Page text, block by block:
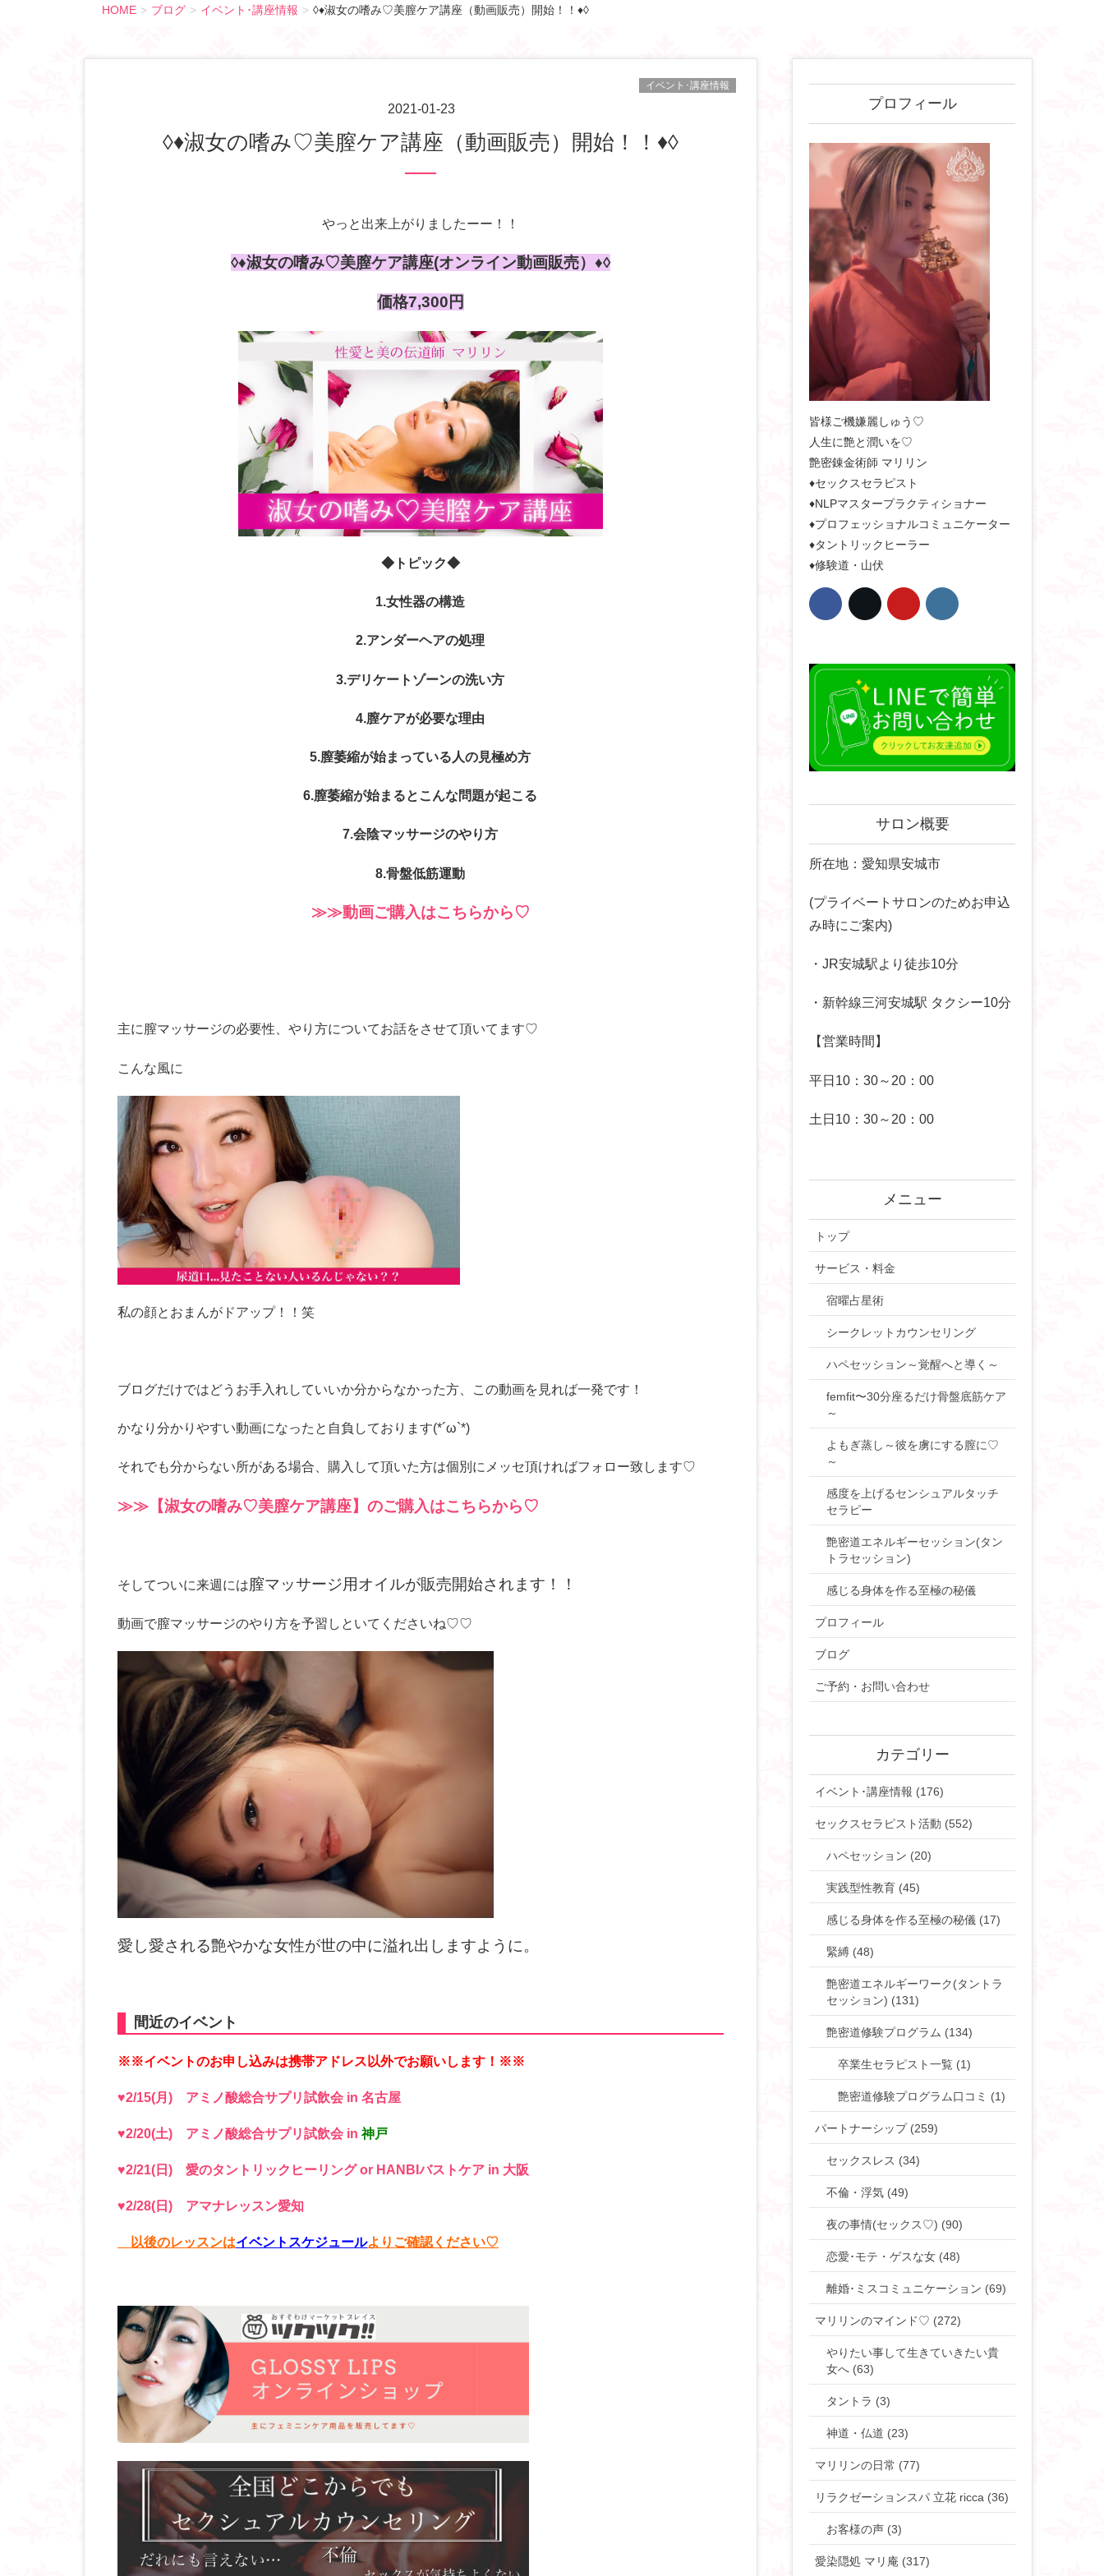
HOME ブログ イベント･講座情報 ◊♦淑女の嗜み♡美膣ケア講座（動画販売）開始！！♦◊
2021-01-23
イベント･講座情報
◊♦淑女の嗜み♡美膣ケア講座（動画販売）開始！！♦◊
やっと出来上がりましたーー！！
◊♦淑女の嗜み♡美膣ケア講座(オンライン動画販売）♦◊
価格7,300円
◆トピック◆
1.女性器の構造
2.アンダーヘアの処理
3.デリケートゾーンの洗い方
4.膣ケアが必要な理由
5.膣萎縮が始まっている人の見極め方
6.膣萎縮が始まるとこんな問題が起こる
7.会陰マッサージのやり方
8.骨盤低筋運動
≫≫動画ご購入はこちらから♡
主に膣マッサージの必要性、やり方についてお話をさせて頂いてます♡
こんな風に
私の顔とおまんがドアップ！！笑
ブログだけではどうお手入れしていいか分からなかった方、この動画を見れば一発です！
かなり分かりやすい動画になったと自負しております(*´ω`*)
それでも分からない所がある場合、購入して頂いた方は個別にメッセ頂ければフォロー致します♡
≫≫【淑女の嗜み♡美膣ケア講座】のご購入はこちらから♡
そしてついに来週には膣マッサージ用オイルが販売開始されます！！
動画で膣マッサージのやり方を予習しといてくださいね♡♡
愛し愛される艶やかな女性が世の中に溢れ出しますように。
間近のイベント
※※イベントのお申し込みは携帯アドレス以外でお願いします！※※
♥2/15(月) アミノ酸総合サプリ試飲会 in 名古屋
♥2/20(土) アミノ酸総合サプリ試飲会 in神戸
♥2/21(日) 愛のタントリックヒーリング or HANBIバストケア in 大阪
♥2/28(日) アマナレッスン愛知
以後のレッスンはイベントスケジュールよりご確認ください♡
プロフィール
皆様ご機嫌麗しゅう♡
人生に艶と潤いを♡
艶密錬金術師 マリリン
♦セックスセラピスト
♦NLPマスタープラクティショナー
♦プロフェッショナルコミュニケーター
♦タントリックヒーラー
♦修験道・山伏
サロン概要
所在地：愛知県安城市
(プライベートサロンのためお申込
み時にご案内)
・JR安城駅より徒歩10分
・新幹線三河安城駅 タクシー10分
【営業時間】
平日10：30～20：00
土日10：30～20：00
メニュー
トップ
サービス・料金
宿曜占星術
シークレットカウンセリング
ハペセッション～覚醒へと導く～
femfit〜30分座るだけ骨盤底筋ケア
～
よもぎ蒸し～彼を虜にする膣に♡
～
感度を上げるセンシュアルタッチ
セラピー
艶密道エネルギーセッション(タン
トラセッション)
感じる身体を作る至極の秘儀
プロフィール
ブログ
ご予約・お問い合わせ
カテゴリー
イベント･講座情報 (176)
セックスセラピスト活動 (552)
ハペセッション (20)
実践型性教育 (45)
感じる身体を作る至極の秘儀 (17)
緊縛 (48)
艶密道エネルギーワーク(タントラ
セッション) (131)
艶密道修験プログラム (134)
卒業生セラピスト一覧 (1)
艶密道修験プログラム口コミ (1)
パートナーシップ (259)
セックスレス (34)
不倫・浮気 (49)
夜の事情(セックス♡) (90)
恋愛･モテ・ゲスな女 (48)
離婚･ミスコミュニケーション (69)
マリリンのマインド♡ (272)
やりたい事して生きていきたい貴
女へ (63)
タントラ (3)
神道・仏道 (23)
マリリンの日常 (77)
リラクゼーションスパ 立花 ricca (36)
お客様の声 (3)
愛染隠処 マリ庵 (317)